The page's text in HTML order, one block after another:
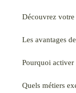
Découvrez
Les avantages
Pourquoi activer
Quels métiers